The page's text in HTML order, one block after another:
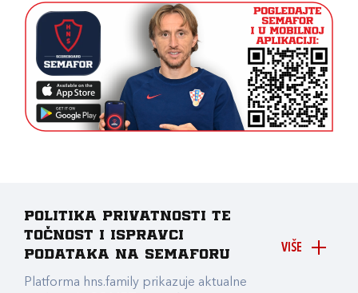
VIŠE
Politika privatnosti te
točnost i ispravci
podataka na Semaforu
Platforma hns.family prikazuje aktualne